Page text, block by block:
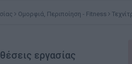
Ομορφιά, Περιποίηση - Fitness
εργασίας